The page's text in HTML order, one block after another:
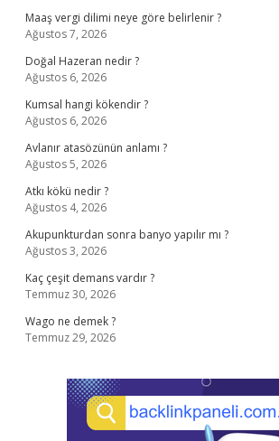
Maaş vergi dilimi neye göre belirlenir ?
Ağustos 7, 2026
Doğal Hazeran nedir ?
Ağustos 6, 2026
Kumsal hangi kökendir ?
Ağustos 6, 2026
Avlanır atasözünün anlamı ?
Ağustos 5, 2026
Atkı kökü nedir ?
Ağustos 4, 2026
Akupunkturdan sonra banyo yapılır mı ?
Ağustos 3, 2026
Kaç çeşit demans vardır ?
Temmuz 30, 2026
Wago ne demek ?
Temmuz 29, 2026